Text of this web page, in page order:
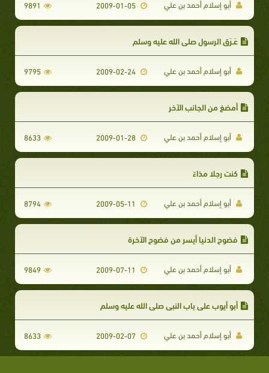
أبو إسلام أحمد بن علي 9891
عَـرَق الرسول صلى الله عليه وسلم
أبو إسلام أحمد بن علي 9795
أمضغ من الجانب الآخر
أبو إسلام أحمد بن علي 8633
كنت رجلا مذاءً
أبو إسلام أحمد بن علي 8794
فضوح الدنيا أيسر من فضوح الآخرة
أبو إسلام أحمد بن علي 9849
أبو أيوب على باب النبي صلى الله عليه وسلم
أبو إسلام أحمد بن علي 8633